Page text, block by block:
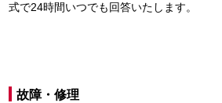
式で24時間いつでも回答いたします。
故障・修理